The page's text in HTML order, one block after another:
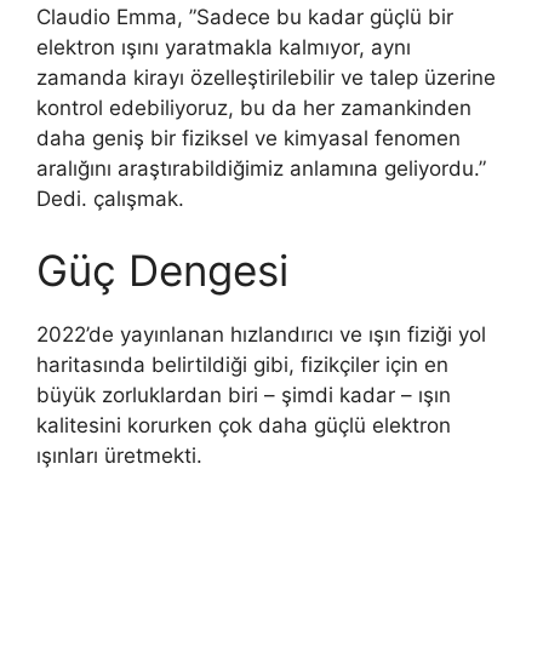
Claudio Emma, ​​”Sadece bu kadar güçlü bir
elektron ışını yaratmakla kalmıyor, aynı
zamanda kirayı özelleştirilebilir ve talep üzerine
kontrol edebiliyoruz, bu da her zamankinden
daha geniş bir fiziksel ve kimyasal fenomen
aralığını araştırabildiğimiz anlamına geliyordu.”
Dedi. çalışmak.
Güç Dengesi
2022’de yayınlanan hızlandırıcı ve ışın fiziği yol
haritasında belirtildiği gibi, fizikçiler için en
büyük zorluklardan biri – şimdi kadar – ışın
kalitesini korurken çok daha güçlü elektron
ışınları üretmekti.